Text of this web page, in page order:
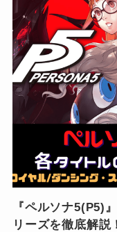
『ペルソナ5(P5)
リーズを徹底解説！